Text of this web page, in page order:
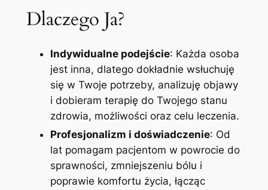
Dlaczego Ja?
Indywidualne podejście: Każda osoba
jest inna, dlatego dokładnie wsłuchuję
się w Twoje potrzeby, analizuję objawy
i dobieram terapię do Twojego stanu
zdrowia, możliwości oraz celu leczenia.
Profesjonalizm i doświadczenie: Od
lat pomagam pacjentom w powrocie do
sprawności, zmniejszeniu bólu i
poprawie komfortu życia, łącząc